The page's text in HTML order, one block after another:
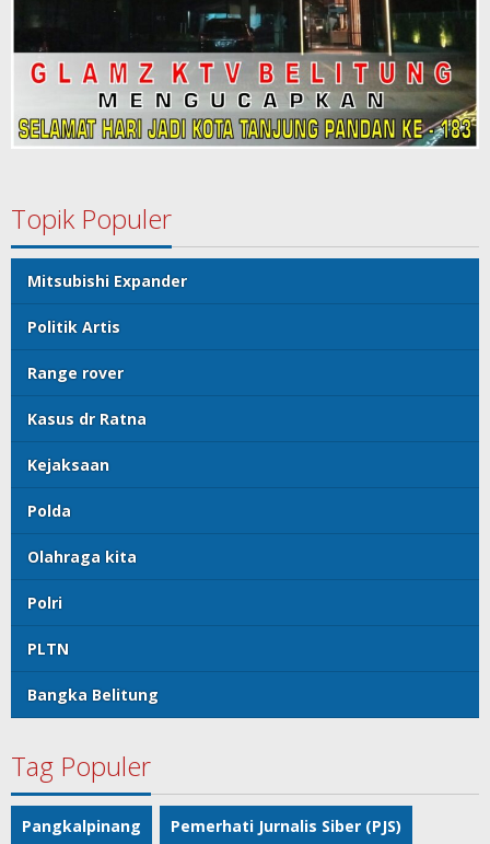
Topik Populer
Mitsubishi Expander
Politik Artis
Range rover
Kasus dr Ratna
Kejaksaan
Polda
Olahraga kita
Polri
PLTN
Bangka Belitung
Tag Populer
Pangkalpinang Pemerhati Jurnalis Siber (PJS)